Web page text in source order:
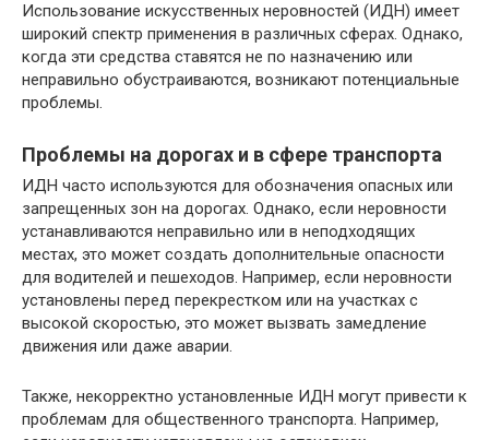
Использование искусственных неровностей (ИДН) имеет
широкий спектр применения в различных сферах. Однако,
когда эти средства ставятся не по назначению или
неправильно обустраиваются, возникают потенциальные
проблемы.
Проблемы на дорогах и в сфере транспорта
ИДН часто используются для обозначения опасных или
запрещенных зон на дорогах. Однако, если неровности
устанавливаются неправильно или в неподходящих
местах, это может создать дополнительные опасности
для водителей и пешеходов. Например, если неровности
установлены перед перекрестком или на участках с
высокой скоростью, это может вызвать замедление
движения или даже аварии.
Также, некорректно установленные ИДН могут привести к
проблемам для общественного транспорта. Например,